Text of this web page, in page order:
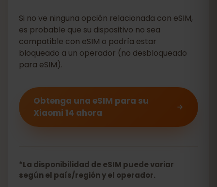
Si no ve ninguna opción relacionada con eSIM,
es probable que su dispositivo no sea
compatible con eSIM o podría estar
bloqueado a un operador (no desbloqueado
para eSIM).
Obtenga una eSIM para su
Xiaomi 14 ahora
*La disponibilidad de eSIM puede variar
según el país/región y el operador.